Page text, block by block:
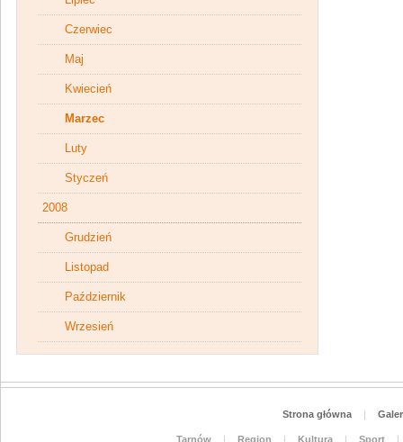
Czerwiec
Maj
Kwiecień
Marzec
Luty
Styczeń
2008
Grudzień
Listopad
Październik
Wrzesień
Strona główna |
Tarnów | Region | Kultura | Sport
|